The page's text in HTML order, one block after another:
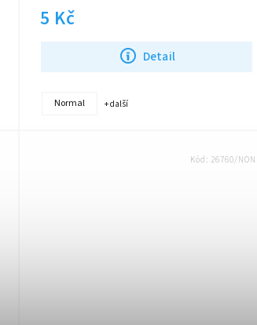
5 Kč
Detail
Normal + další
Kód: 26760/NON